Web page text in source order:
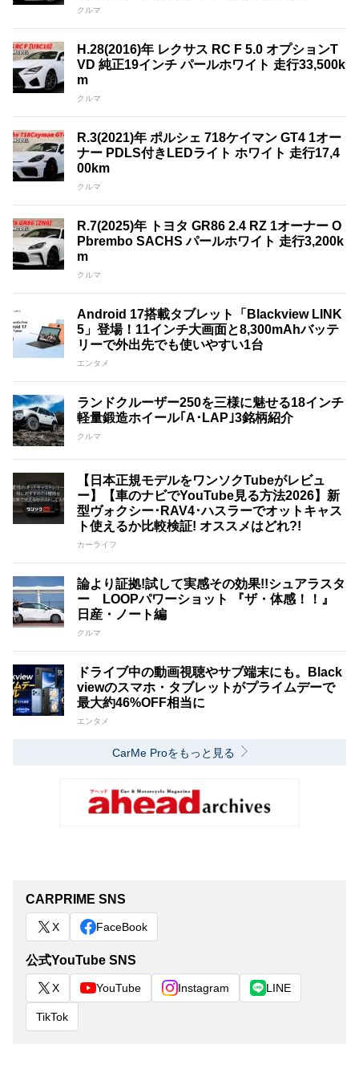
クルマ
H.28(2016)年 レクサス RC F 5.0 オプションT
VD 純正19インチ パールホワイト 走行33,500k
m
クルマ
R.3(2021)年 ポルシェ 718ケイマン GT4 1オー
ナー PDLS付きLEDライト ホワイト 走行17,4
00km
クルマ
R.7(2025)年 トヨタ GR86 2.4 RZ 1オーナー O
Pbrembo SACHS パールホワイト 走行3,200k
m
クルマ
Android 17搭載タブレット「Blackview LINK
5」登場！11インチ大画面と8,300mAhバッテ
リーで外出先でも使いやすい1台
エンタメ
ランドクルーザー250を三様に魅せる18インチ
軽量鍛造ホイール｢A･LAP｣3銘柄紹介
クルマ
【日本正規モデルをワンソクTubeがレビュ
ー】【車のナビでYouTube見る方法2026】新
型ヴォクシー･RAV4･ハスラーでオットキャス
ト使えるか比較検証! オススメはどれ?!
カーライフ
論より証拠!試して実感その効果!!シュアラスタ
ー LOOPパワーショット 『ザ・体感！！』
日産・ノート編
クルマ
ドライブ中の動画視聴やサブ端末にも。Black
viewのスマホ・タブレットがプライムデーで
最大約46%OFF相当に
エンタメ
CarMe Proをもっと見る
CARPRIME SNS
X FaceBook
公式YouTube SNS
X YouTube Instagram LINE
TikTok